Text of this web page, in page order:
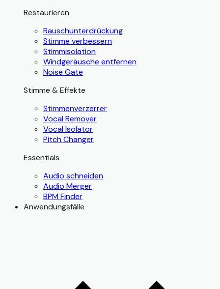
Restaurieren
Rauschunterdrückung
Stimme verbessern
Stimmisolation
Windgeräusche entfernen
Noise Gate
Stimme & Effekte
Stimmenverzerrer
Vocal Remover
Vocal Isolator
Pitch Changer
Essentials
Audio schneiden
Audio Merger
BPM Finder
Anwendungsfälle